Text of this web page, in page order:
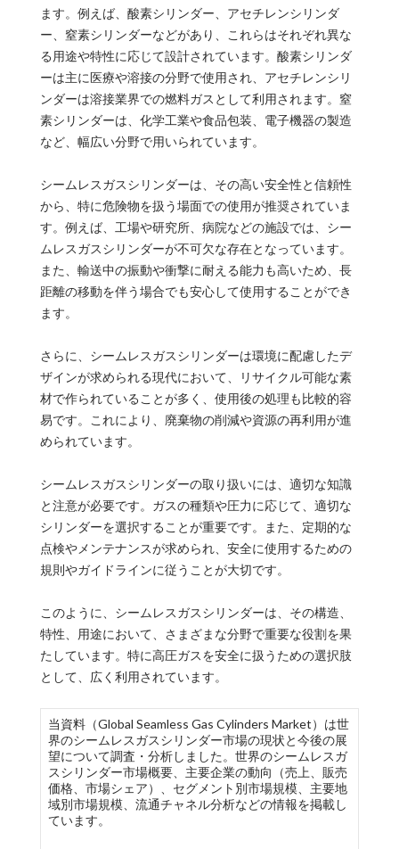
ます。例えば、酸素シリンダー、アセチレンシリンダ
ー、窒素シリンダーなどがあり、これらはそれぞれ異な
る用途や特性に応じて設計されています。酸素シリンダ
ーは主に医療や溶接の分野で使用され、アセチレンシリ
ンダーは溶接業界での燃料ガスとして利用されます。窒
素シリンダーは、化学工業や食品包装、電子機器の製造
など、幅広い分野で用いられています。
シームレスガスシリンダーは、その高い安全性と信頼性
から、特に危険物を扱う場面での使用が推奨されていま
す。例えば、工場や研究所、病院などの施設では、シー
ムレスガスシリンダーが不可欠な存在となっています。
また、輸送中の振動や衝撃に耐える能力も高いため、長
距離の移動を伴う場合でも安心して使用することができ
ます。
さらに、シームレスガスシリンダーは環境に配慮したデ
ザインが求められる現代において、リサイクル可能な素
材で作られていることが多く、使用後の処理も比較的容
易です。これにより、廃棄物の削減や資源の再利用が進
められています。
シームレスガスシリンダーの取り扱いには、適切な知識
と注意が必要です。ガスの種類や圧力に応じて、適切な
シリンダーを選択することが重要です。また、定期的な
点検やメンテナンスが求められ、安全に使用するための
規則やガイドラインに従うことが大切です。
このように、シームレスガスシリンダーは、その構造、
特性、用途において、さまざまな分野で重要な役割を果
たしています。特に高圧ガスを安全に扱うための選択肢
として、広く利用されています。
当資料（Global Seamless Gas Cylinders Market）は世
界のシームレスガスシリンダー市場の現状と今後の展
望について調査・分析しました。世界のシームレスガ
スシリンダー市場概要、主要企業の動向（売上、販売
価格、市場シェア）、セグメント別市場規模、主要地
域別市場規模、流通チャネル分析などの情報を掲載し
ています。